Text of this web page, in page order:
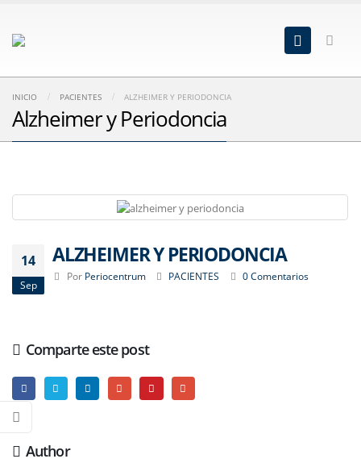
INICIO PACIENTES ALZHEIMER Y PERIODONCIA
Alzheimer y Periodoncia
14
Sep
ALZHEIMER Y PERIODONCIA
Por Periocentrum PACIENTES 0 Comentarios
Comparte este post
Author